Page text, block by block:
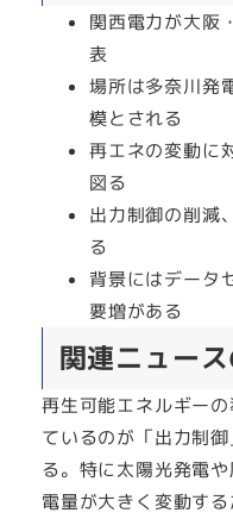
関西電力が大阪
表
場所は多奈川発
模とされる
再エネの変動に
図る
出力制御の削減
る
背景にはデータ
要増がある
関連ニュー
再生可能エネルギー
ているのが「出力制
る。特に太陽光発電
電量が大きく変動す